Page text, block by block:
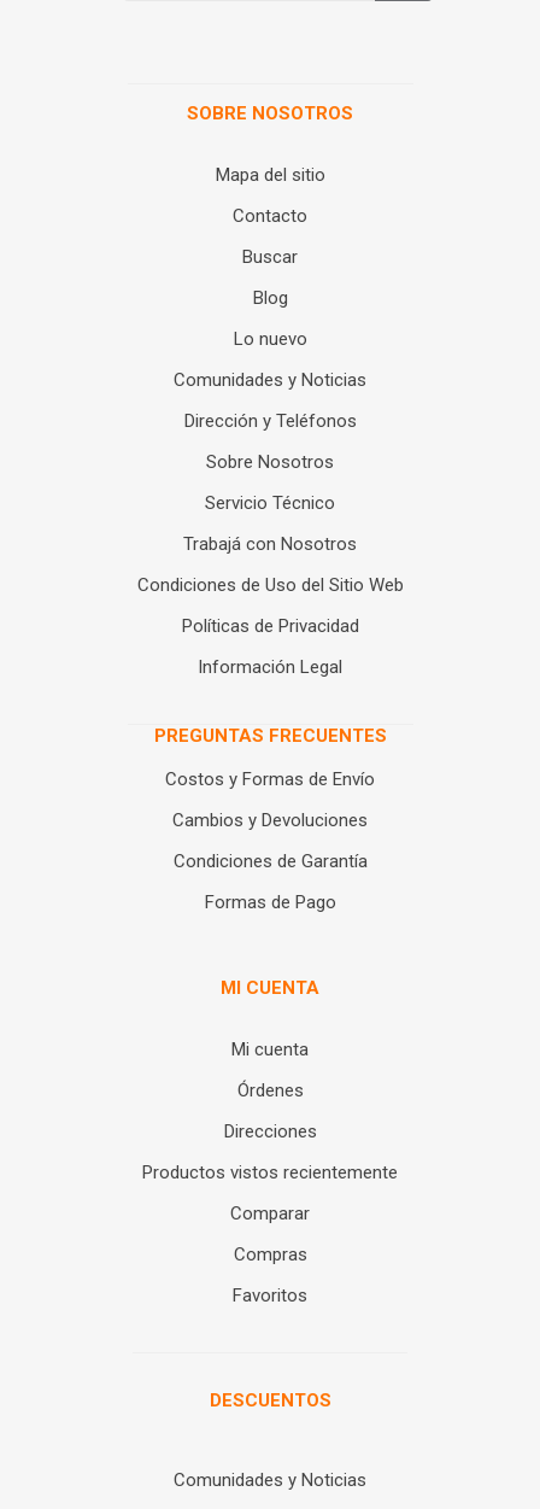
SOBRE NOSOTROS
Mapa del sitio
Contacto
Buscar
Blog
Lo nuevo
Comunidades y Noticias
Dirección y Teléfonos
Sobre Nosotros
Servicio Técnico
Trabajá con Nosotros
Condiciones de Uso del Sitio Web
Políticas de Privacidad
Información Legal
PREGUNTAS FRECUENTES
Costos y Formas de Envío
Cambios y Devoluciones
Condiciones de Garantía
Formas de Pago
MI CUENTA
Mi cuenta
Órdenes
Direcciones
Productos vistos recientemente
Comparar
Compras
Favoritos
DESCUENTOS
Comunidades y Noticias